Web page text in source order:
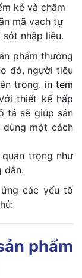
kê và chăm
mã vạch tự
nhập liệu.
phẩm thường
đó, người tiêu
trong. in tem
thiết kế hấp
tả sẽ giúp sản
một cách
trọng như
dẫn.
các yếu tố
phẩm